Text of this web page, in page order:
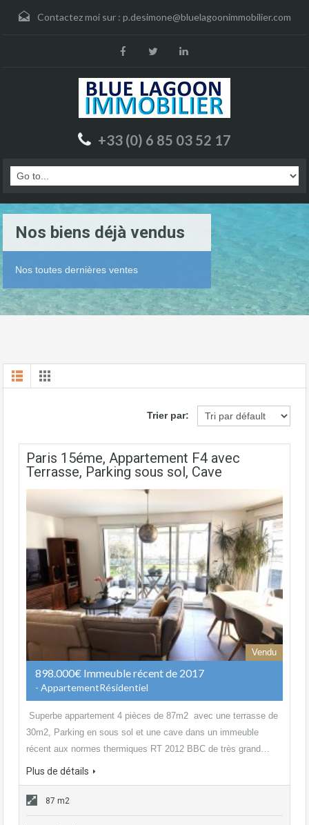
Contactez moi sur : p.desimone@bluelagoonimmobilier.com
+33 (0) 6 85 03 52 17
Nos biens déjà vendus
Nos toutes dernières ventes
Trier par:
Paris 15éme, Appartement F4 avec
Terrasse, Parking sous sol, Cave
Vendu
898.000€ Immeuble récent de 2017
- AppartementRésidentiel
Superbe appartement 4 pièces de 87m2 avec une terrasse de
30m2, Parking en sous sol et une cave dans un immeuble
récent aux normes thermiques RT 2012 BBC de très grand…
Plus de détails
87 m2